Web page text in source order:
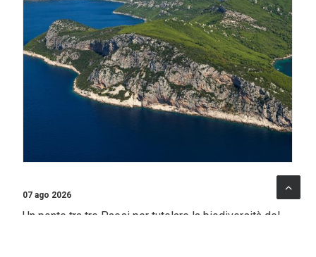
07 ago 2026
Un ponte tra tre Paesi per tutelare la biodiversità del